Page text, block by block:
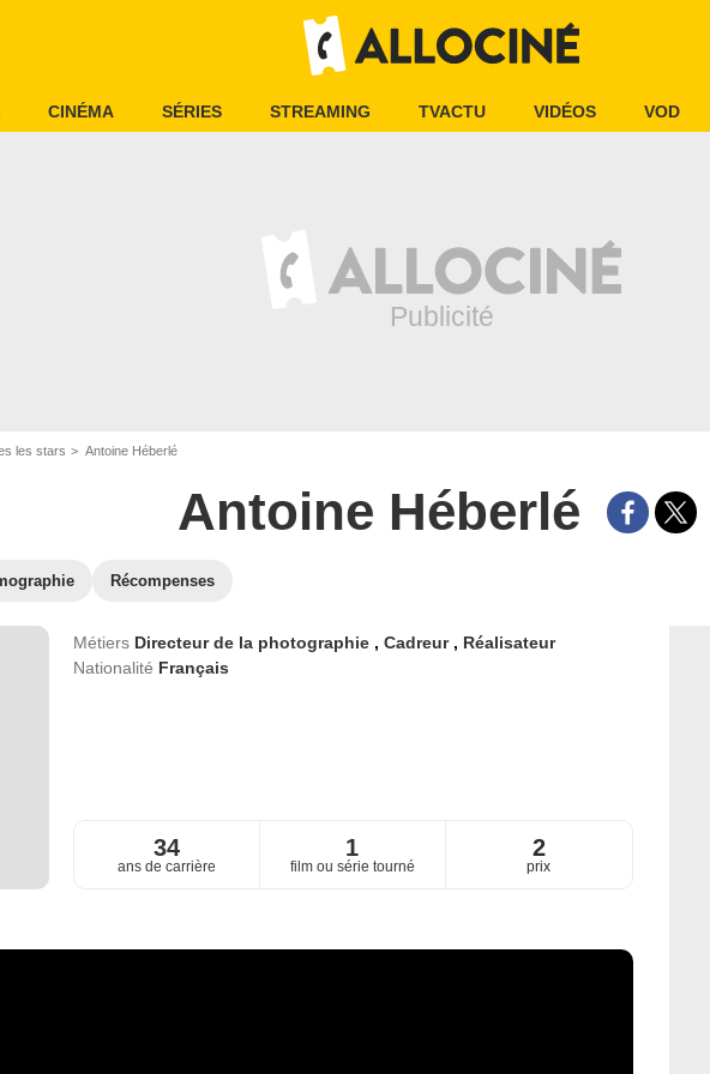
CINÉMA SÉRIES STREAMING TVACTU VIDÉOS VOD
les stars Antoine Héberlé
Antoine Héberlé
Récompenses
Métiers Directeur de la photographie , Cadreur , Réalisateur
Nationalité Français
34
ans de carrière
1
film ou série tourné
2
prix